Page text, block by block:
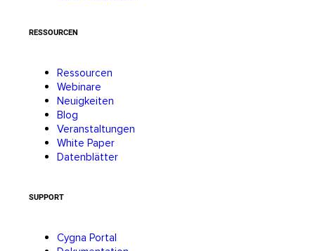
RESSOURCEN
Ressourcen
Webinare
Neuigkeiten
Blog
Veranstaltungen
White Paper
Datenblätter
SUPPORT
Cygna Portal